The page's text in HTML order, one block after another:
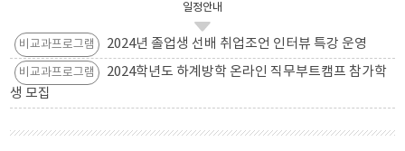
일정안내
비교과프로그램 2024년 졸업생 선배 취업조언 인터뷰 특강 운영
비교과프로그램
2024학년도 하계방학 온라인 직무부트캠프 참가학
생 모집